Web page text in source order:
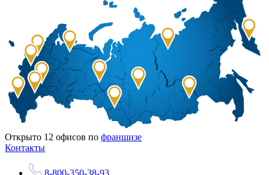
Открыто 12 офисов по франшизе
Контакты
8-800-350-38-93